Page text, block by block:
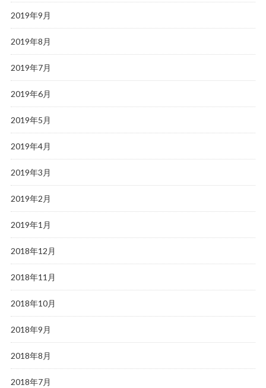
2019年9月
2019年8月
2019年7月
2019年6月
2019年5月
2019年4月
2019年3月
2019年2月
2019年1月
2018年12月
2018年11月
2018年10月
2018年9月
2018年8月
2018年7月